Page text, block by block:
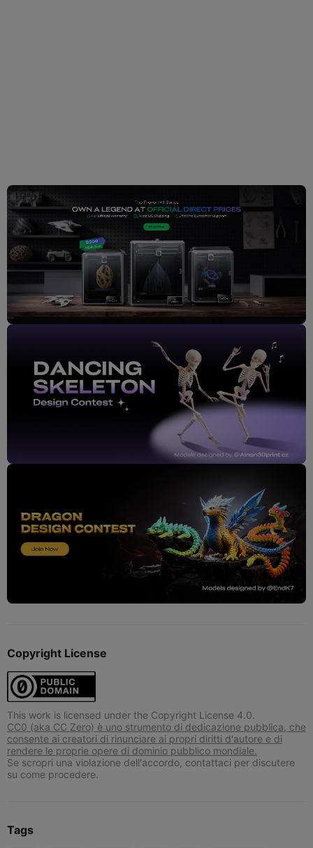
Copyright License
This work is licensed under the Copyright License 4.0.
CC0 (aka CC Zero) è uno strumento di dedicazione pubblica, che
consente ai creatori di rinunciare ai propri diritti d'autore e di
rendere le proprie opere di dominio pubblico mondiale.
Se scropri una violazione dell'accordo, contattaci per discutere
su come procedere.
Tags